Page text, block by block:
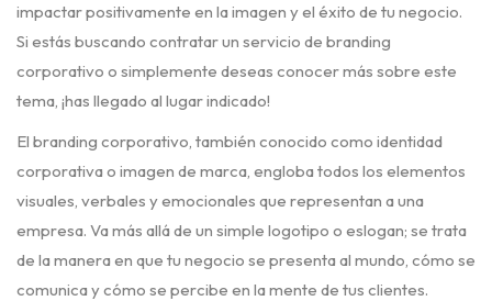
impactar positivamente en la imagen y el éxito de tu negocio.
Si estás buscando contratar un servicio de branding
corporativo o simplemente deseas conocer más sobre este
tema, ¡has llegado al lugar indicado!
El branding corporativo, también conocido como identidad
corporativa o imagen de marca, engloba todos los elementos
visuales, verbales y emocionales que representan a una
empresa. Va más allá de un simple logotipo o eslogan; se trata
de la manera en que tu negocio se presenta al mundo, cómo se
comunica y cómo se percibe en la mente de tus clientes.